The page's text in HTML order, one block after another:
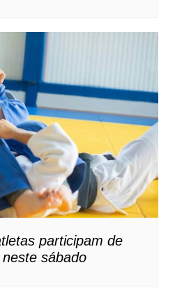
participam de
sábado